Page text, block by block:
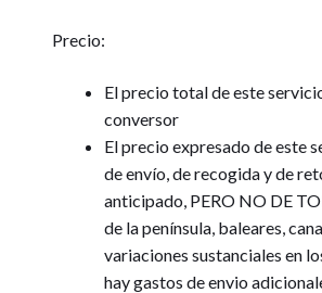
Precio:
El precio total de este
conversor
El precio expresado de este
de envío, de recogida y de
anticipado, PERO NO DE
de la península, baleares,
variaciones sustanciales en
hay gastos de envio